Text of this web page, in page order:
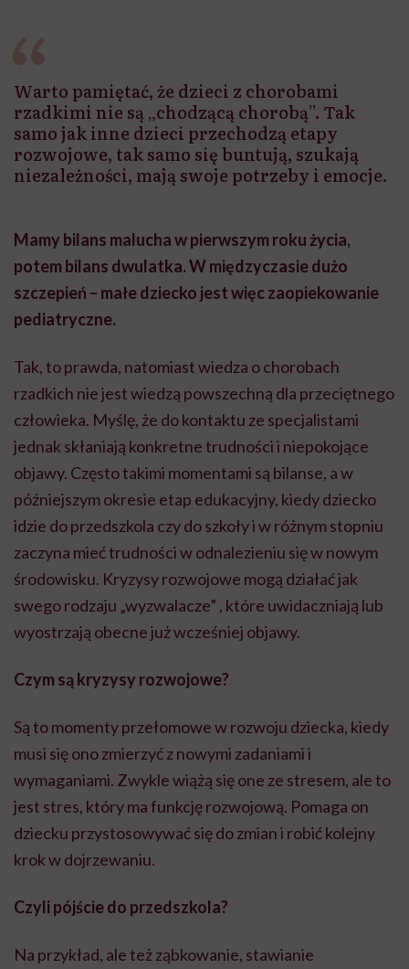
Warto pamiętać, że dzieci z chorobami
rzadkimi nie są „chodzącą chorobą”. Tak
samo jak inne dzieci przechodzą etapy
rozwojowe, tak samo się buntują, szukają
niezależności, mają swoje potrzeby i emocje.
Mamy bilans malucha w pierwszym roku życia,
potem bilans dwulatka. W międzyczasie dużo
szczepień – małe dziecko jest więc zaopiekowanie
pediatryczne.
Tak, to prawda, natomiast wiedza o chorobach
rzadkich nie jest wiedzą powszechną dla przeciętnego
człowieka. Myślę, że do kontaktu ze specjalistami
jednak skłaniają konkretne trudności i niepokojące
objawy. Często takimi momentami są bilanse, a w
późniejszym okresie etap edukacyjny, kiedy dziecko
idzie do przedszkola czy do szkoły i w różnym stopniu
zaczyna mieć trudności w odnalezieniu się w nowym
środowisku. Kryzysy rozwojowe mogą działać jak
swego rodzaju „wyzwalacze” , które uwidaczniają lub
wyostrzają obecne już wcześniej objawy.
Czym są kryzysy rozwojowe?
Są to momenty przełomowe w rozwoju dziecka, kiedy
musi się ono zmierzyć z nowymi zadaniami i
wymaganiami. Zwykle wiążą się one ze stresem, ale to
jest stres, który ma funkcję rozwojową. Pomaga on
dziecku przystosowywać się do zmian i robić kolejny
krok w dojrzewaniu.
Czyli pójście do przedszkola?
Na przykład, ale też ząbkowanie, stawianie